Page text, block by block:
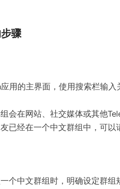
骤
用的主界面，使用搜索栏输
组会在网站、社交媒体或其他
友已经在一个中文群组中，可
一个中文群组时，明确设定群